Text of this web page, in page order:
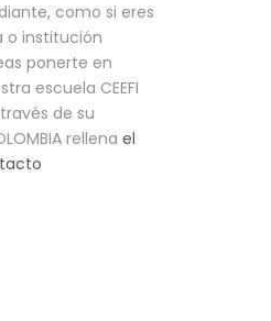
como si eres
o institución
ponerte en
escuela CEEFI
través de su
rellena el